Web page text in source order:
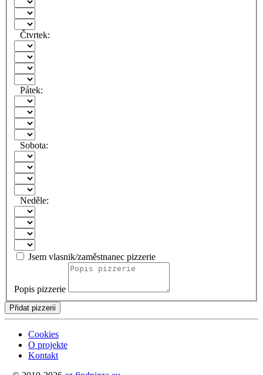
Čtvrtek:
Pátek:
Sobota:
Neděle:
Jsem vlasnik/zaměstnanec pizzerie
Popis pizzerie
Přidat pizzerii
Cookies
O projekte
Kontakt